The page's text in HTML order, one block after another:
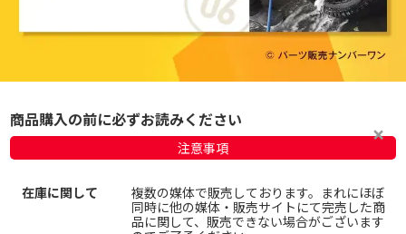
商品購入の前に必ずお読みください
注意事項
在庫に関して
複数の媒体で販売しております。まれにほぼ
同時に他の媒体・販売サイトにて完売した商
品に関して、販売できない場合がございます